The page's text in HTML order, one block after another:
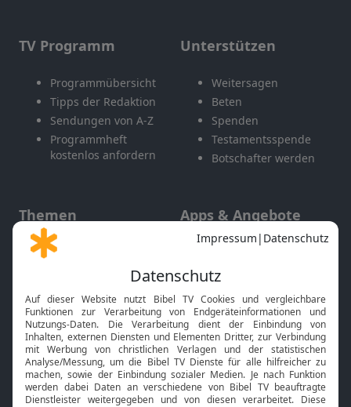
TV Programm
Programmübersicht
Tipps der Redaktion
Sendungen von A-Z
Programmheft
kostenlos anfordern
Unterstützen
Weitersagen
Beten
Spenden
Testamentsspende
Botschafter werden
Themen
Gott und Bibel erklärt
Neuigkeiten
Apps & Angebote
Mobile App
Smart TV
HbbTV
Bibelthek Online-Bibel
Nächster Gottesdienst